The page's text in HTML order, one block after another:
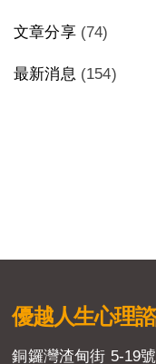
文章分享(74)
最新消息 (154)
優越人生心理
銅鑼灣渣甸街 5-19